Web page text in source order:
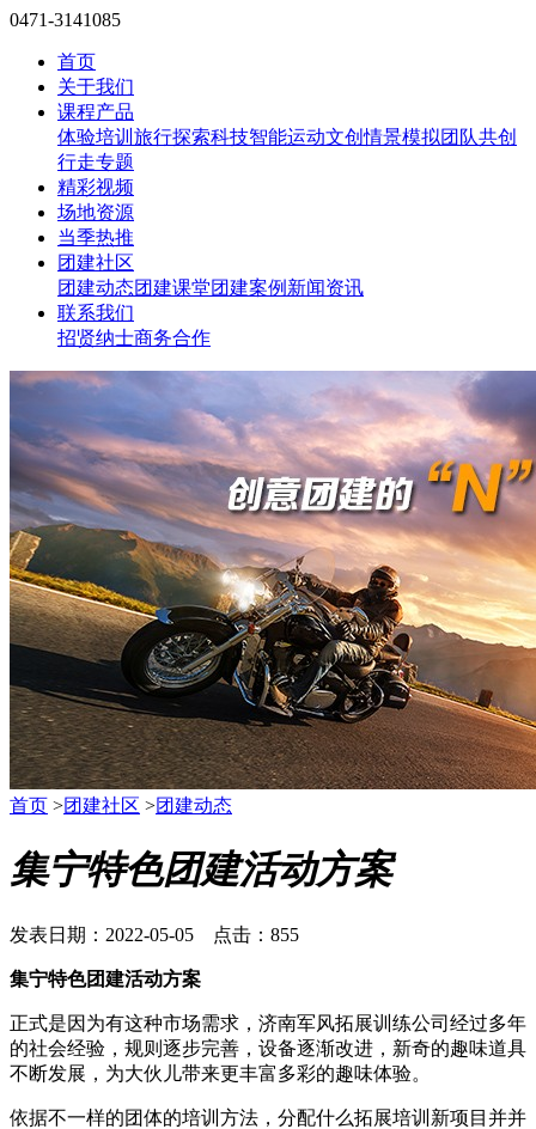
0471-3141085
首页
关于我们
课程产品
体验培训 旅行探索科技智能运动文创情景模拟团队共创
行走专题
精彩视频
场地资源
当季热推
团建社区
团建动态团建课堂团建案例 新闻资讯
联系我们
招贤纳士商务合作
首页 >团建社区 >团建动态
集宁特色团建活动方案
发表日期：2022-05-05 点击：855
集宁特色团建活动方案
正式是因为有这种市场需求，济南军风拓展训练公司经过多年
的社会经验，规则逐步完善，设备逐渐改进，新奇的趣味道具
不断发展，为大伙儿带来更丰富多彩的趣味体验。
依据不一样的团体的培训方法，分配什么拓展培训新项目并并